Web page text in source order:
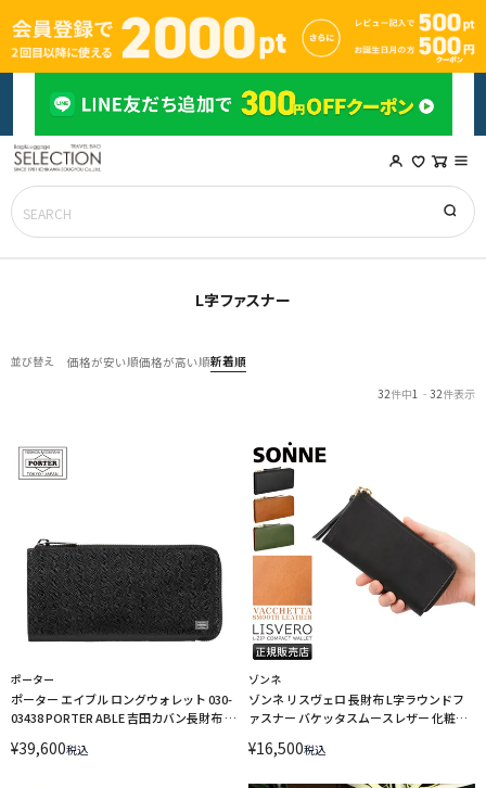
L字ファスナー
並び替え 価格が安い順価格が高い順新着順
32件中1 - 32件表示
ポーター
ポーター エイブル ロングウォレット 030-
03438 PORTER ABLE 吉田カバン長財布 L
本製 ブランド
¥39,600税込
ゾンネ
ゾンネ リスヴェロ 長財布 L字ラウンドフ
ァスナー バケッタスムースレザー 化粧箱
¥16,500税込